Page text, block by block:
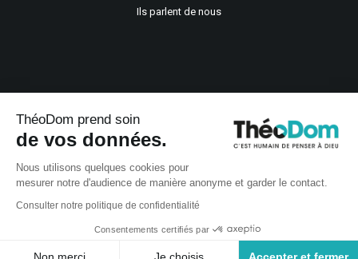
Ils parlent de nous
ThéoDom prend soin
de vos données.
Nous utilisons quelques cookies pour
mesurer notre d'audience de manière anonyme et garder le contact.
Consulter notre politique de confidentialité
Consentements certifiés par